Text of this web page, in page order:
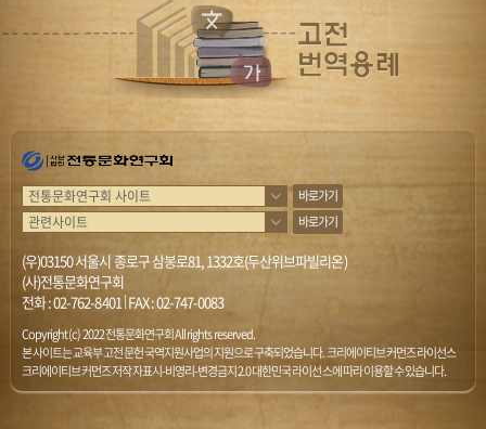
바로가기
바로가기
(우)03150 서울시 종로구 삼봉로81, 1332호(두산위브파빌리온)
(사)전통문화연구회
전화 :02-762-8401|FAX : 02-747-0083
Copyright (c) 2022 전통문화연구회 All rights reserved.
본 사이트는 교육부 고전문헌 국역지원사업의 지원으로 구축되었습니다. 크리에이티브 커먼즈 라이선스
크리에이티브 커먼즈 저작자표시-비영리-변경금지 2.0 대한민국 라이선스에 따라 이용할 수 있습니다.